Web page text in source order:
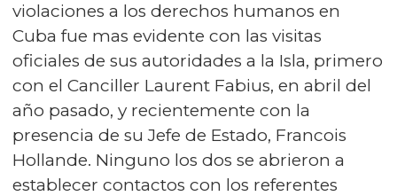
violaciones a los derechos humanos en
Cuba fue mas evidente con las visitas
oficiales de sus autoridades a la Isla, primero
con el Canciller Laurent Fabius, en abril del
año pasado, y recientemente con la
presencia de su Jefe de Estado, Francois
Hollande. Ninguno los dos se abrieron a
establecer contactos con los referentes